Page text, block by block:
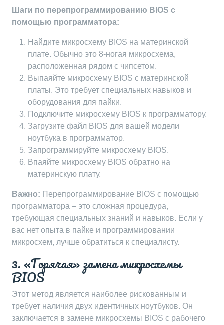
Шаги по перепрограммированию BIOS с
помощью программатора:
Найдите микросхему BIOS на материнской
плате. Обычно это 8-ногая микросхема,
расположенная рядом с чипсетом.
Выпаяйте микросхему BIOS с материнской
платы. Это требует специальных навыков и
оборудования для пайки.
Подключите микросхему BIOS к программатору.
Загрузите файл BIOS для вашей модели
ноутбука в программатор.
Запрограммируйте микросхему BIOS.
Впаяйте микросхему BIOS обратно на
материнскую плату.
Важно: Перепрограммирование BIOS с помощью
программатора – это сложная процедура,
требующая специальных знаний и навыков. Если у
вас нет опыта в пайке и программировании
микросхем, лучше обратиться к специалисту.
3. «Горячая» замена микросхемы
BIOS
Этот метод является наиболее рискованным и
требует наличия двух идентичных ноутбуков. Он
заключается в замене микросхемы BIOS с рабочего